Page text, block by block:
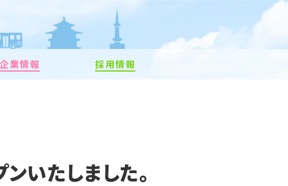
企業情報 採用情報
いたしました。